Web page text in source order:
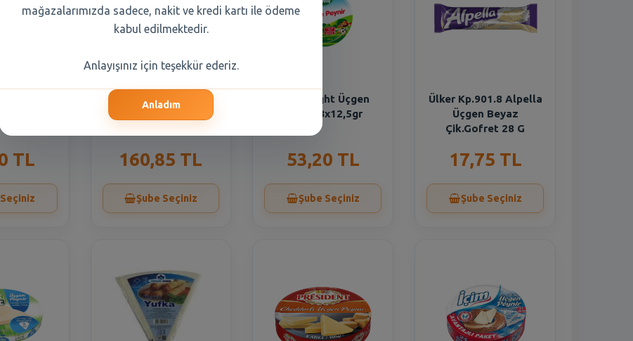
Peynir
gr
TL
Pınar Dnk.Unm.Ucgen
160,85 TL
Şube Seçiniz
Sütaş Light Üçgen
Peynir 8x12,5gr
53,20 TL
Şube Seçiniz
Ülker Kp.901.8 Alpella
Üçgen Beyaz
Çik.Gofret 28 G
17,75 TL
Şube Seçiniz
mağazalarımızda sadece, nakit ve kredi kartı ile ödeme
kabul edilmektedir.
Anlayışınız için teşekkür ederiz.
Anladım